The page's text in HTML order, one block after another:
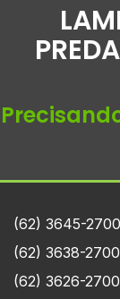
(62) 3645-2700
(62) 3638-2700
(62) 3626-2700